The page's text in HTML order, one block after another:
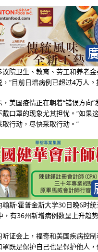
议院卫生、教育、劳工和养老
，“目前日增病例已超过4万人
，美国疫情正在朝着“错误方向
戴口罩的现象尤其担忧。“如果
取行动，尽快采取行动。”
翰斯·霍普金斯大学30日晚6时
，有36州新增病例数呈上升趋
听证会上，福奇和美国疾病控
罩既是保护自己也是保护他人